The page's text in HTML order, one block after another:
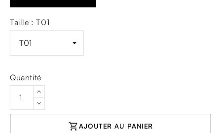
Taille : T01
Quantité
shopping_cartAJOUTER AU PANIER